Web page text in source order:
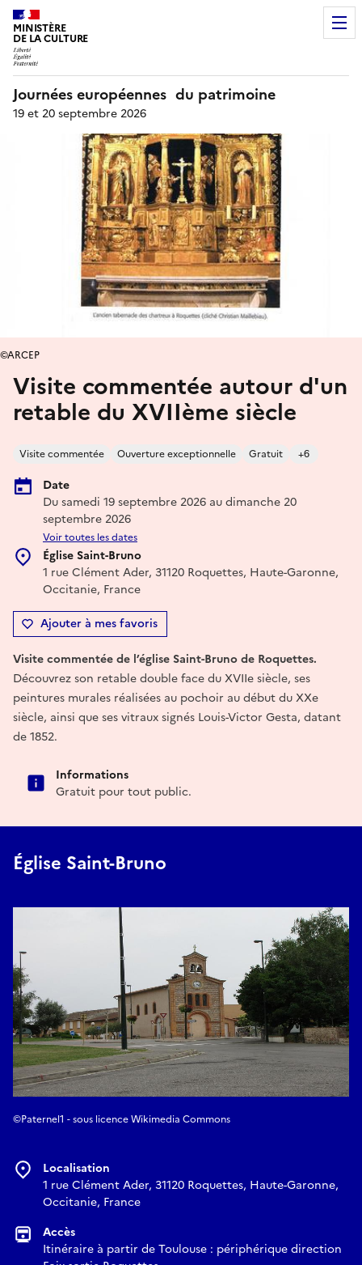
MINISTÈRE
DE LA CULTURE
Journées européennes du patrimoine
19 et 20 septembre 2026
Visite commentée autour d'un
retable du XVIIème siècle
Visite commentée Ouverture exceptionnelle Gratuit +6
Date
Du samedi 19 septembre 2026 au dimanche 20
septembre 2026
Voir toutes les dates
Église Saint-Bruno
1 rue Clément Ader, 31120 Roquettes, Haute-Garonne,
Occitanie, France
Ajouter à mes favoris
©ARCEP
Visite commentée de l’église Saint-Bruno de Roquettes.
Découvrez son retable double face du XVIIe siècle, ses
peintures murales réalisées au pochoir au début du XXe
siècle, ainsi que ses vitraux signés Louis-Victor Gesta, datant
de 1852.
Informations
Gratuit pour tout public.
Église Saint-Bruno
©Paternel1 - sous licence Wikimedia Commons
Localisation
1 rue Clément Ader, 31120 Roquettes, Haute-Garonne,
Occitanie, France
Accès
Itinéraire à partir de Toulouse : périphérique direction